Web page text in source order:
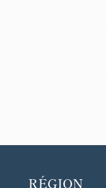
RÉGION